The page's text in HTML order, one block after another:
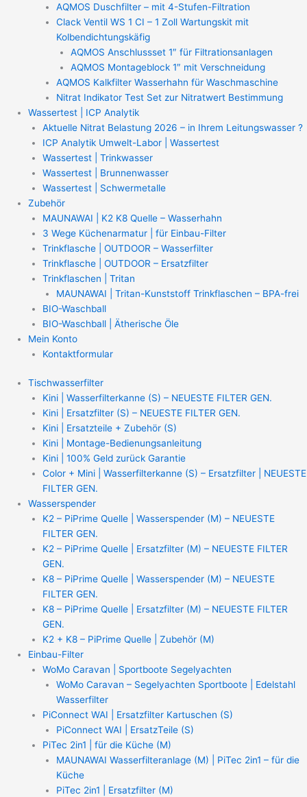
AQMOS Duschfilter – mit 4-Stufen-Filtration
Clack Ventil WS 1 CI – 1 Zoll Wartungskit mit
Kolbendichtungskäfig
AQMOS Anschlussset 1″ für Filtrationsanlagen
AQMOS Montageblock 1″ mit Verschneidung
AQMOS Kalkfilter Wasserhahn für Waschmaschine
Nitrat Indikator Test Set zur Nitratwert Bestimmung
Wassertest | ICP Analytik
Aktuelle Nitrat Belastung 2026 – in Ihrem Leitungswasser ?
ICP Analytik Umwelt-Labor | Wassertest
Wassertest | Trinkwasser
Wassertest | Brunnenwasser
Wassertest | Schwermetalle
Zubehör
MAUNAWAI | K2 K8 Quelle – Wasserhahn
3 Wege Küchenarmatur | für Einbau-Filter
Trinkflasche | OUTDOOR – Wasserfilter
Trinkflasche | OUTDOOR – Ersatzfilter
Trinkflaschen | Tritan
MAUNAWAI | Tritan-Kunststoff Trinkflaschen – BPA-frei
BIO-Waschball
BIO-Waschball | Ätherische Öle
Mein Konto
Kontaktformular
Tischwasserfilter
Kini | Wasserfilterkanne (S) – NEUESTE FILTER GEN.
Kini | Ersatzfilter (S) – NEUESTE FILTER GEN.
Kini | Ersatzteile + Zubehör (S)
Kini | Montage-Bedienungsanleitung
Kini | 100% Geld zurück Garantie
Color + Mini | Wasserfilterkanne (S) – Ersatzfilter | NEUESTE
FILTER GEN.
Wasserspender
K2 – PiPrime Quelle | Wasserspender (M) – NEUESTE
FILTER GEN.
K2 – PiPrime Quelle | Ersatzfilter (M) – NEUESTE FILTER
GEN.
K8 – PiPrime Quelle | Wasserspender (M) – NEUESTE
FILTER GEN.
K8 – PiPrime Quelle | Ersatzfilter (M) – NEUESTE FILTER
GEN.
K2 + K8 – PiPrime Quelle | Zubehör (M)
Einbau-Filter
WoMo Caravan | Sportboote Segelyachten
WoMo Caravan – Segelyachten Sportboote | Edelstahl
Wasserfilter
PiConnect WAI | Ersatzfilter Kartuschen (S)
PiConnect WAI | ErsatzTeile (S)
PiTec 2in1 | für die Küche (M)
MAUNAWAI Wasserfilteranlage (M) | PiTec 2in1 – für die
Küche
PiTec 2in1 | Ersatzfilter (M)